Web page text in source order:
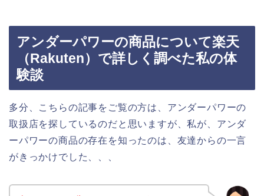
アンダーパワーの商品について楽天
（Rakuten）で詳しく調べた私の体
験談
多分、こちらの記事をご覧の方は、アンダーパワーの
取扱店を探しているのだと思いますが、私が、アンダ
ーパワーの商品の存在を知ったのは、友達からの一言
がきっかけでした、、、